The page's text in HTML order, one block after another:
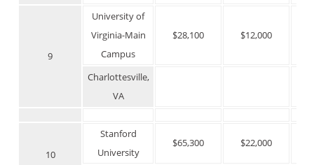
9
University of
Virginia-Main
Campus
$28,100 $12,000
Charlottesville,
VA
10
Stanford
University
$65,300 $22,000